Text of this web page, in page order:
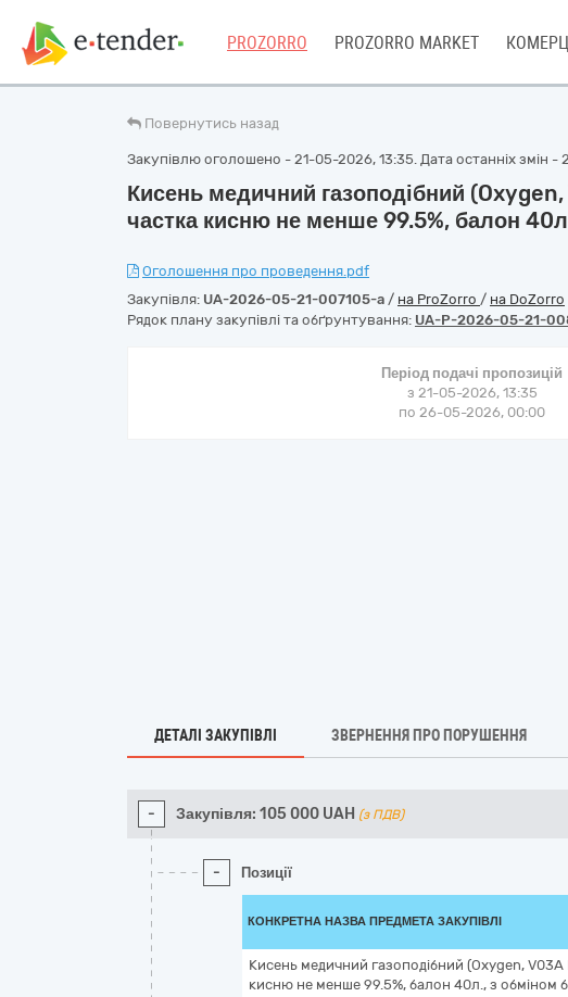
PROZORRO PROZORRO MARKET
Повернутись назад
Закупівлю оголошено - 21-05-2026, 13:35. Дата останніх змін -
Кисень медичний газоподібний
частка кисню не менше 99.5%, балон
Оголошення про проведення.pdf
Закупівля: UA-2026-05-21-007105-a / на ProZorro / на DoZorro
Рядок плану закупівлі та обґрунтування: UA-P-2026-05-21-
Період подачі пропозицій
з 21-05-2026, 13:35
по 26-05-2026, 00:00
ДЕТАЛІ ЗАКУПІВЛІ ЗВЕРНЕННЯ ПРО ПОРУШЕННЯ
- Закупівля: 105 000 UAH (з ПДВ)
- Позиції
КОНКРЕТНА НАЗВА ПРЕДМЕТА ЗАКУПІВЛІ
Кисень медичний газоподібний (Oxygen, V03A
кисню не менше 99.5%, балон 40л., з обміном